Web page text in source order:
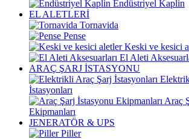
Endüstriyel Kaplin
EL ALETLERİ
Tornavida
Pense
Keski ve kesici
El Aleti
ARAÇ ŞARJ İSTASYONU
İstasyonları
Araç
Ekipmanları
JENERATÖR & UPS
Piller